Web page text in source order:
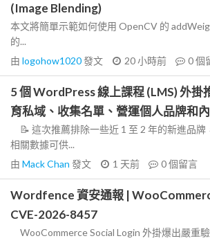
(Image Blending)
本文將簡單示範如何使用 OpenCV 的
的...
由 logohow1020發文 20 小時前 0個
5 個 WordPress 線上課程 (LMS) 外掛
育私域、收集名單、營運個人品牌和
📝 這次推薦排除一些近 1 至 2 年的新進品牌
相關數據可供...
由 Mack Chan 發文 1 天前 0個留言
Wordfence 資安通報 |
CVE-2026-8457
WooCommerce Social Login 外掛爆出嚴重